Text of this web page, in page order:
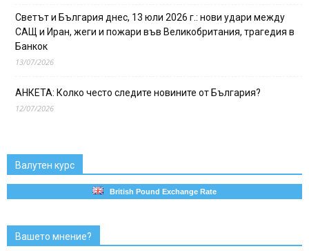
Светът и България днес, 13 юли 2026 г.: нови удари между
САЩ и Иран, жеги и пожари във Великобритания, трагедия в
Банкок
13/07/2026
АНКЕТА: Колко често следите новините от България?
12/07/2026
Валутен курс
British Pound Exchange Rate
Вашето мнение?